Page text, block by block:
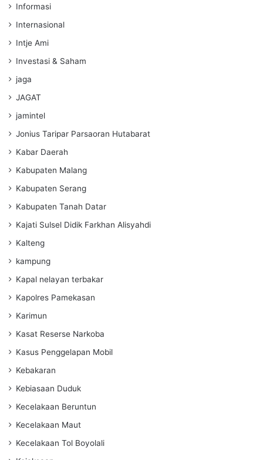
Informasi
Internasional
Intje Ami
Investasi & Saham
jaga
JAGAT
jamintel
Jonius Taripar Parsaoran Hutabarat
Kabar Daerah
Kabupaten Malang
Kabupaten Serang
Kabupaten Tanah Datar
Kajati Sulsel Didik Farkhan Alisyahdi
Kalteng
kampung
Kapal nelayan terbakar
Kapolres Pamekasan
Karimun
Kasat Reserse Narkoba
Kasus Penggelapan Mobil
Kebakaran
Kebiasaan Duduk
Kecelakaan Beruntun
Kecelakaan Maut
Kecelakaan Tol Boyolali